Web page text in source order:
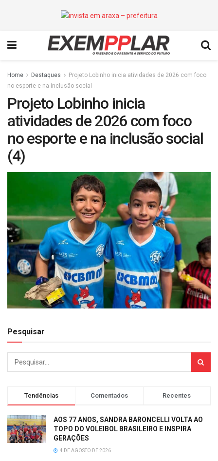
Home Destaques
Projeto Lobinho inicia atividades de 2026 com foco
no esporte e na inclusão social
Projeto Lobinho inicia
atividades de 2026 com foco
no esporte e na inclusão social
(4)
Pesquisar
Tendências Comentados Recentes
AOS 77 ANOS, SANDRA BARONCELLI VOLTA AO
TOPO DO VOLEIBOL BRASILEIRO E INSPIRA
GERAÇÕES
4 DE AGOSTO DE 2026